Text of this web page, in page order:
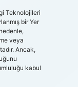
Teknolojileri
bir Yer
veya
Ancak,
kabul